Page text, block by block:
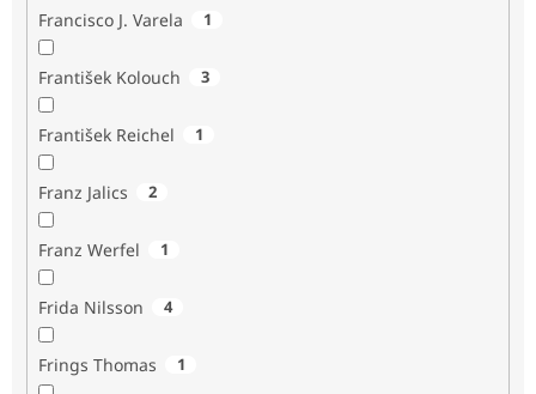
Francisco J. Varela 1
František Kolouch 3
František Reichel 1
Franz Jalics 2
Franz Werfel 1
Frida Nilsson 4
Frings Thomas 1